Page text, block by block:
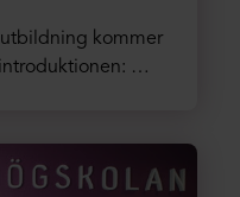
utbildning kommer
…